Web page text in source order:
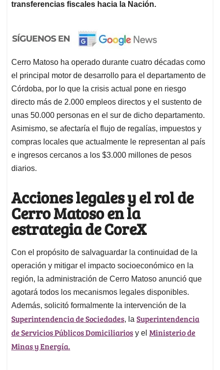
transferencias fiscales hacia la Nación.
Cerro Matoso ha operado durante cuatro décadas como
el principal motor de desarrollo para el departamento de
Córdoba, por lo que la crisis actual pone en riesgo
directo más de 2.000 empleos directos y el sustento de
unas 50.000 personas en el sur de dicho departamento.
Asimismo, se afectaría el flujo de regalías, impuestos y
compras locales que actualmente le representan al país
e ingresos cercanos a los $3.000 millones de pesos
diarios.
Acciones legales y el rol de
Cerro Matoso en la
estrategia de CoreX
Con el propósito de salvaguardar la continuidad de la
operación y mitigar el impacto socioeconómico en la
región, la administración de Cerro Matoso anunció que
agotará todos los mecanismos legales disponibles.
Además, solicitó formalmente la intervención de la
Superintendencia de Sociedades, la Superintendencia
de Servicios Públicos Domiciliarios y el Ministerio de
Minas y Energía.